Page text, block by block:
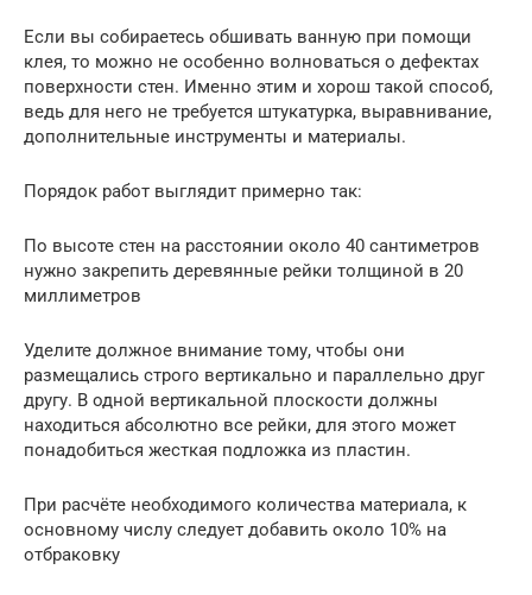
Если вы собираетесь обшивать ванную при помощи
клея, то можно не особенно волноваться о дефектах
поверхности стен. Именно этим и хорош такой способ,
ведь для него не требуется штукатурка, выравнивание,
дополнительные инструменты и материалы.
Порядок работ выглядит примерно так:
По высоте стен на расстоянии около 40 сантиметров
нужно закрепить деревянные рейки толщиной в 20
миллиметров
Уделите должное внимание тому, чтобы они
размещались строго вертикально и параллельно друг
другу. В одной вертикальной плоскости должны
находиться абсолютно все рейки, для этого может
понадобиться жесткая подложка из пластин.
При расчёте необходимого количества материала, к
основному числу следует добавить около 10% на
отбраковку